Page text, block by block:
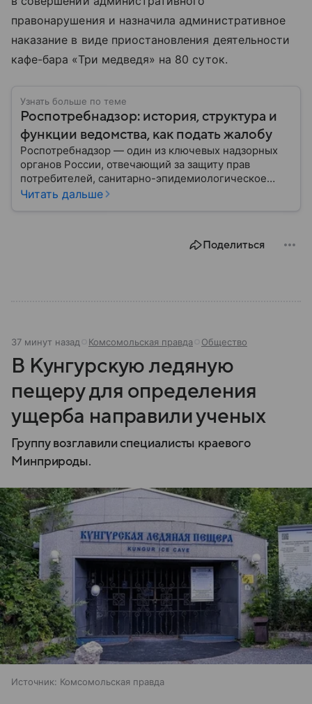
правонарушения и назначила административное
наказание в виде приостановления деятельности
кафе-бара «Три медведя» на 80 суток.
Узнать больше по теме
Роспотребнадзор: история, структура и
функции ведомства, как подать жалобу
Роспотребнадзор — один из ключевых надзорных
органов России, отвечающий за защиту прав
потребителей, санитарно-эпидемиологическое
благополучие населения и контроль соблюдения
Читать дальше
Поделиться
37 минут назад Комсомольская правда Общество
В Кунгурскую ледяную
пещеру для определения
ущерба направили ученых
Группу возглавили специалисты краевого
Минприроды.
Источник: Комсомольская правда